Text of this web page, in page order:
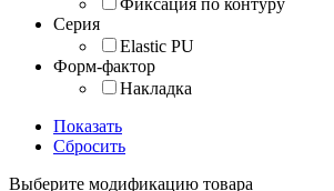
Серия
Elastic PU
Форм-фактор
Накладка
Показать
Сбросить
Выберите модификацию товара